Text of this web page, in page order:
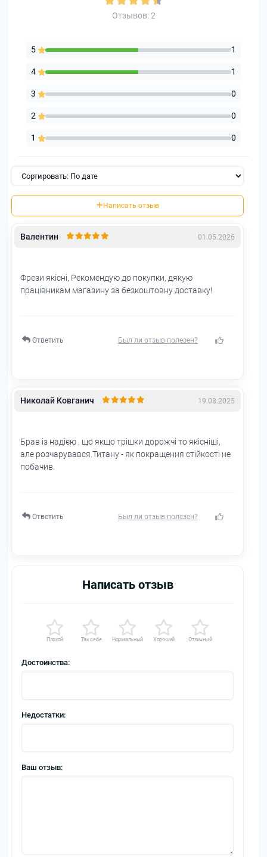
Отзывов: 2
5 1
4 1
3 0
2 0
1 0
Написать отзыв
Валентин 01.05.2026
Фрези якісні, Рекомендую до покупки, дякую
працівникам магазину за безкоштовну доставку!
Ответить
Николай Ковганич 19.08.2025
Брав із надією , що якщо трішки дорожчі то якісніші,
але розчарувався.Титану - як покращення стійкості не
побачив.
Ответить
Написать отзыв
Плохой Так себе Нормальный Хороший Отличный
Достоинства:
Недостатки:
Ваш отзыв: